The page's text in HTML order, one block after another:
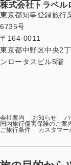
株式会社トラベル
東京都知事登録旅行
6735号
〒164-0011
東京都中野区中央2
ンロータスビル5階
会社案内 お知らせ
国内旅行傷害保険のご案
ご旅行条件
カスタマ